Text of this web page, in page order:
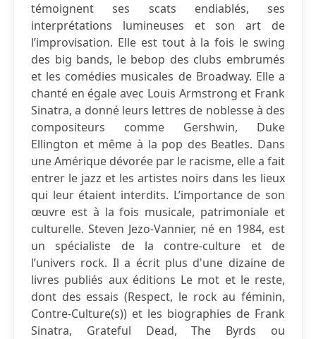
témoignent ses scats endiablés, ses
interprétations lumineuses et son art de
l’improvisation. Elle est tout à la fois le swing
des big bands, le bebop des clubs embrumés
et les comédies musicales de Broadway. Elle a
chanté en égale avec Louis Armstrong et Frank
Sinatra, a donné leurs lettres de noblesse à des
compositeurs comme Gershwin, Duke
Ellington et même à la pop des Beatles. Dans
une Amérique dévorée par le racisme, elle a fait
entrer le jazz et les artistes noirs dans les lieux
qui leur étaient interdits. L’importance de son
œuvre est à la fois musicale, patrimoniale et
culturelle. Steven Jezo-Vannier, né en 1984, est
un spécialiste de la contre-culture et de
l’univers rock. Il a écrit plus d'une dizaine de
livres publiés aux éditions Le mot et le reste,
dont des essais (Respect, le rock au féminin,
Contre-Culture(s)) et les biographies de Frank
Sinatra, Grateful Dead, The Byrds ou